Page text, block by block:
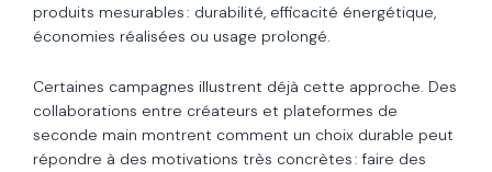
produits mesurables : durabilité, efficacité énergétique,
économies réalisées ou usage prolongé.
Certaines campagnes illustrent déjà cette approche. Des
collaborations entre créateurs et plateformes de
seconde main montrent comment un choix durable peut
répondre à des motivations très concrètes : faire des